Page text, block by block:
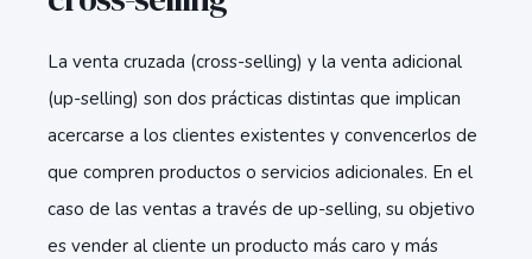
La venta cruzada (cross-selling) y la venta adicional
(up-selling) son dos prácticas distintas que implican
acercarse a los clientes existentes y convencerlos de
que compren productos o servicios adicionales. En el
caso de las ventas a través de up-selling, su objetivo
es vender al cliente un producto más caro y más